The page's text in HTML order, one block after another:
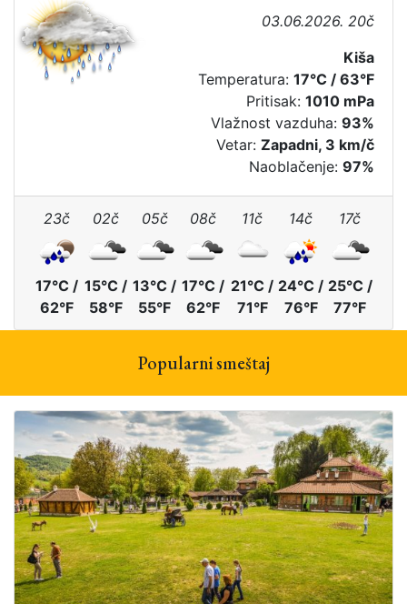
03.06.2026. 20č
Kiša
Temperatura: 17°C / 63°F
Pritisak: 1010 mPa
Vlažnost vazduha: 93%
Vetar: Zapadni, 3 km/č
Naoblačenje: 97%
23č
17°C /
62°F
02č
15°C /
58°F
05č
13°C /
55°F
08č
17°C /
62°F
11č
21°C /
71°F
14č
24°C /
76°F
17č
25°C /
77°F
Popularni smeštaj